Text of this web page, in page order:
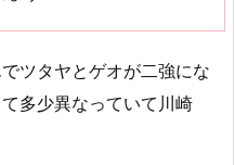
ツタヤとゲオが二強にな
多少異なっていて川崎